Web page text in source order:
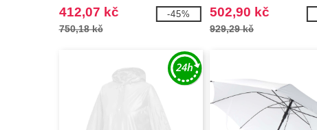
z recyklovaného PET materiálu
412,07 kč
750,18 kč
-45%
zahnutou rukojetí vzhledu
oceli
502,90 kč
929,29 kč